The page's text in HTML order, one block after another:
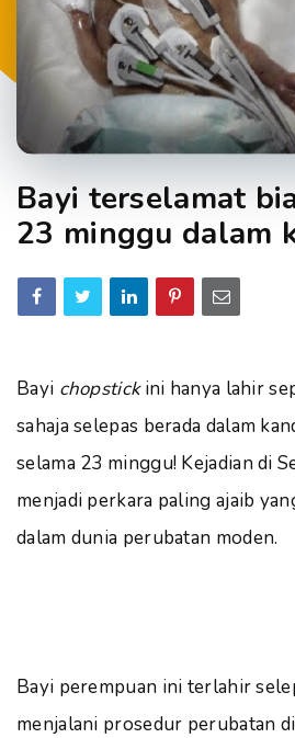
Bayi terselamat
23 minggu dalam
Bayi chopstickini hanya lahir
sahaja selepas berada dalam
selama 23 minggu! Kejadian di
menjadi perkara paling ajaib
dalam dunia perubatan moden.
Bayi perempuan ini terlahir
menjalani prosedur perubatan